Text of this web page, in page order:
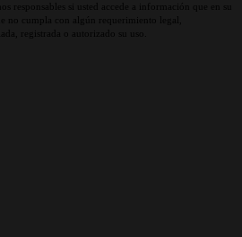
responsables si usted accede a información que en su
no cumpla con algún requerimiento legal,
registrada o autorizado su uso.